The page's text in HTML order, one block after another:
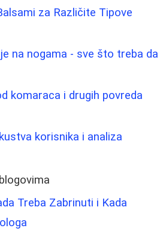
za Različite Tipove
na nogama - sve što treba da
komaraca i drugih povreda
korisnika i analiza
Treba Zabrinuti i Kada